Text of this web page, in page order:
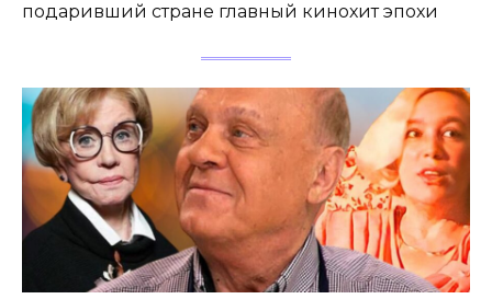
подаривший стране главный кинохит эпохи